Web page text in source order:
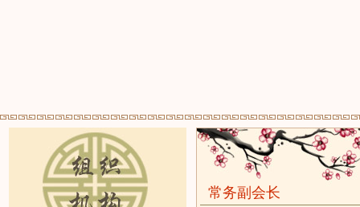
常务副会长